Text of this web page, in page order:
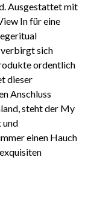
Ausgestattet mit
In für eine
sich
ordentlich
dieser
Anschluss
steht der My
und
einen Hauch